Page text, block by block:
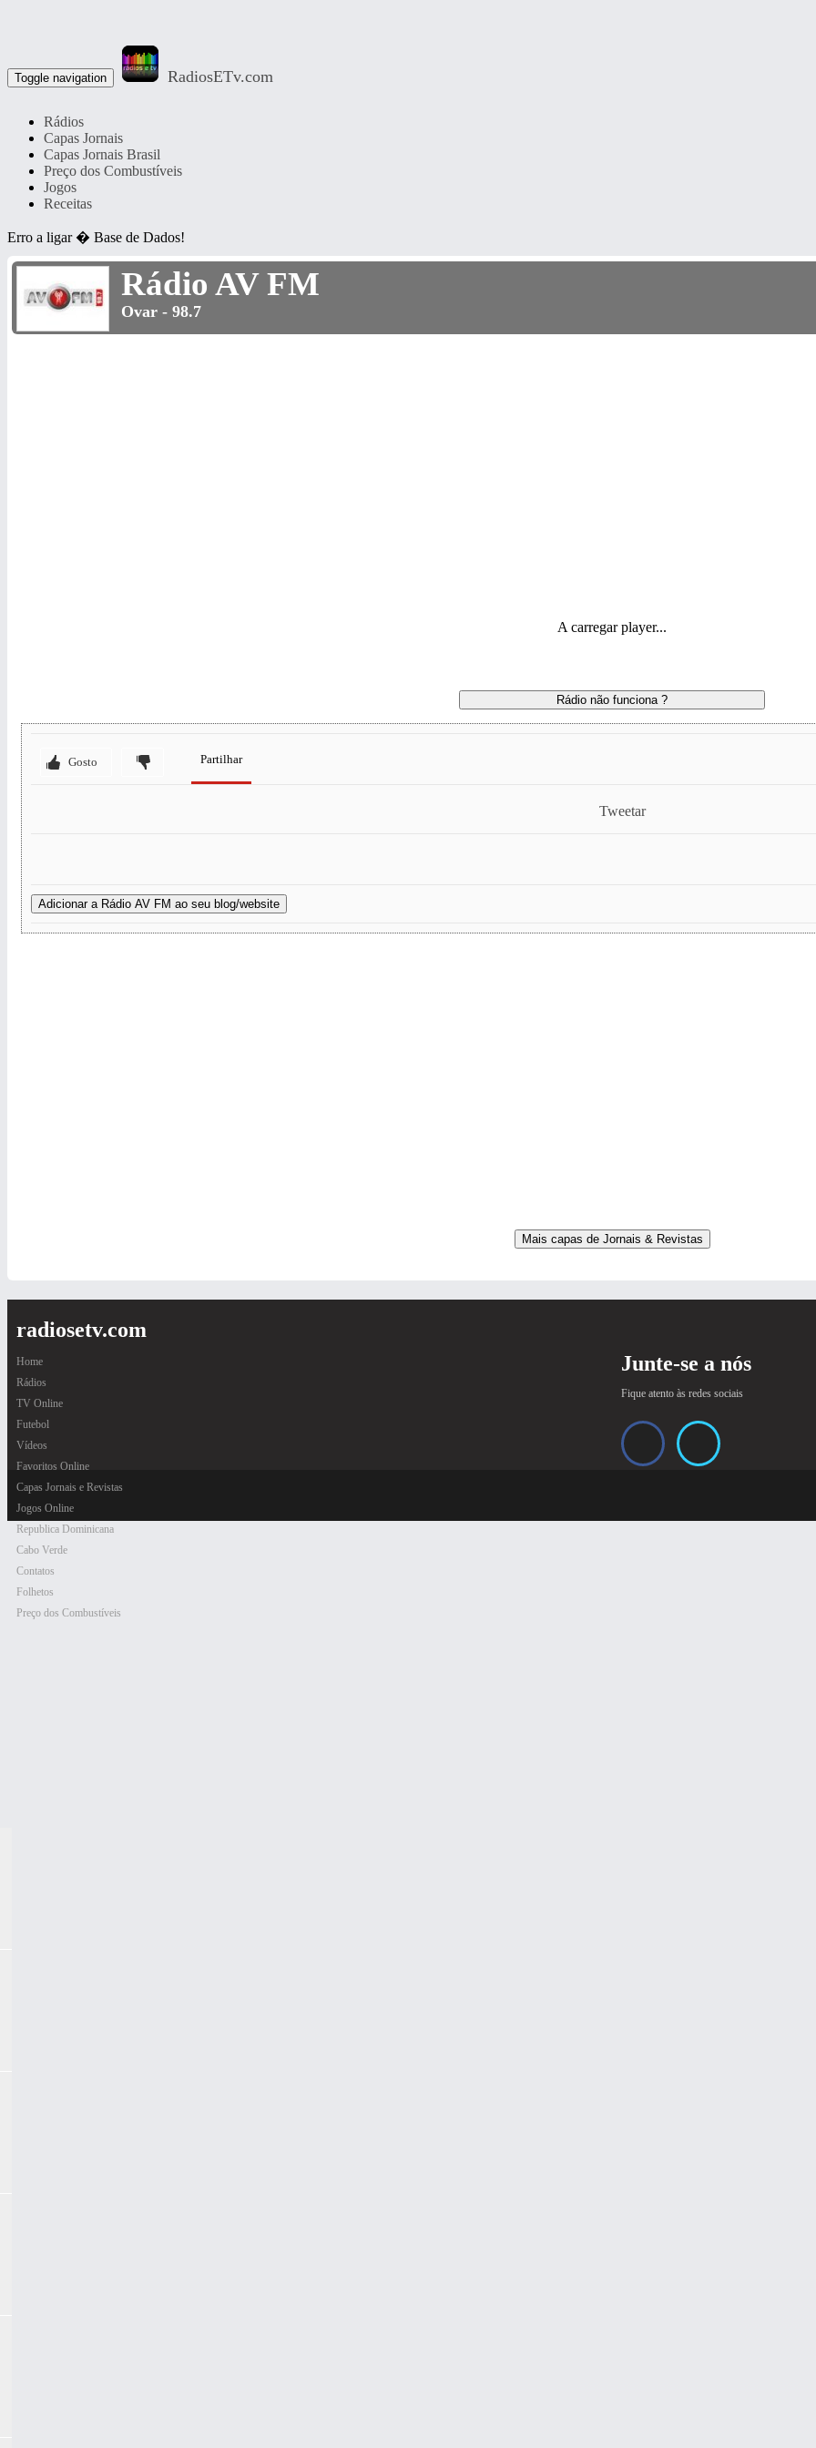
Toggle navigation RadiosETv.com
Rádios
Capas Jornais
Capas Jornais Brasil
Preço dos Combustíveis
Jogos
Receitas
Erro a ligar � Base de Dados!
Rádio AV FM
Ovar - 98.7
A carregar player...
Rádio não funciona ?
Gosto Partilhar
Tweetar
Adicionar a Rádio AV FM ao seu blog/website
Mais capas de Jornais & Revistas
radiosetv.com
Home
Rádios
TV Online
Futebol
Vídeos
Favoritos Online
Capas Jornais e Revistas
Jogos Online
Republica Dominicana
Cabo Verde
Contatos
Folhetos
Preço dos Combustíveis
Junte-se a nós
Fique atento às redes sociais